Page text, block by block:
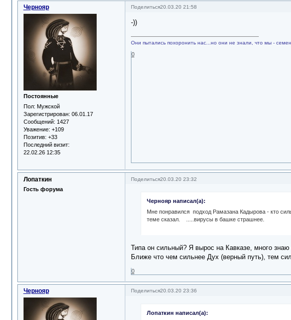
Поделиться20.03.20 21:58
Чернояр
Постоянные
Пол: Мужской
Зарегистрирован: 06.01.17
Сообщений: 1427
Уважение: +109
Позитив: +33
Последний визит:
22.02.26 12:35
-))
Они пытались похоронить нас...но они не знали, что мы -
0
Поделиться20.03.20 23:32
Лопаткин
Гость форума
Чернояр написал(а):
Мне понравился подход Рамазана Кадырова - кто
теме сказал. .....вирусы в башке страшнее.
Типа он сильный? Я вырос на Кавказе, много знаю
Ближе что чем сильнее Дух (верный путь), тем
0
Поделиться20.03.20 23:36
Чернояр
Лопаткин написал(а):